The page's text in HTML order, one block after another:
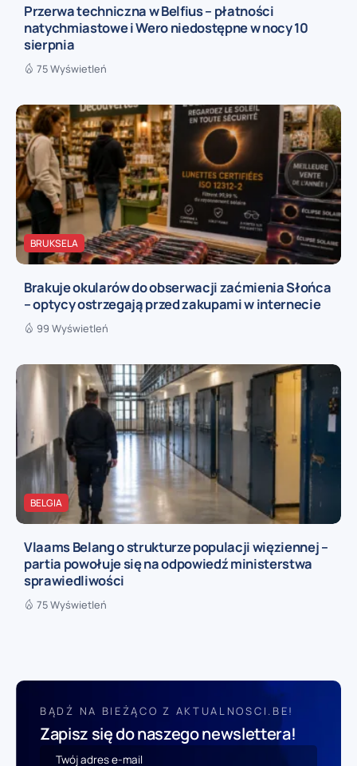
Przerwa techniczna w Belfius – płatności
natychmiastowe i Wero niedostępne w nocy 10
sierpnia
75 Wyświetleń
BRUKSELA
Brakuje okularów do obserwacji zaćmienia Słońca
– optycy ostrzegają przed zakupami w internecie
99 Wyświetleń
BELGIA
Vlaams Belang o strukturze populacji więziennej –
partia powołuje się na odpowiedź ministerstwa
sprawiedliwości
75 Wyświetleń
BĄDŹ NA BIEŻĄCO Z AKTUALNOSCI.BE!
Zapisz się do naszego newslettera!